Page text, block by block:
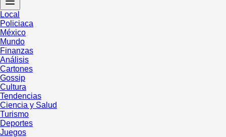
Local
Policiaca
México
Mundo
Finanzas
Análisis
Cartones
Gossip
Cultura
Tendencias
Ciencia y Salud
Turismo
Deportes
Juegos